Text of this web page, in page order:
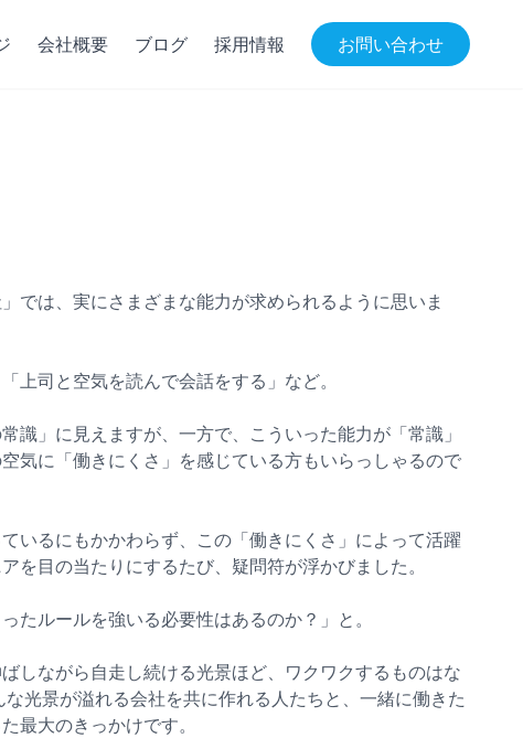
会社概要 ブログ 採用情報 お問い合わせ
では、実にさまざまな能力が求められるように思いま
上司と空気を読んで会話をする」など。
識」に見えますが、一方で、こういった能力が「常識」
気に「働きにくさ」を感じている方もいらっしゃるので
いるにもかかわらず、この「働きにくさ」によって活躍
を目の当たりにするたび、疑問符が浮かびました。
たルールを強いる必要性はあるのか？」と。
しながら自走し続ける光景ほど、ワクワクするものはな
光景が溢れる会社を共に作れる人たちと、一緒に働きた
最大のきっかけです。